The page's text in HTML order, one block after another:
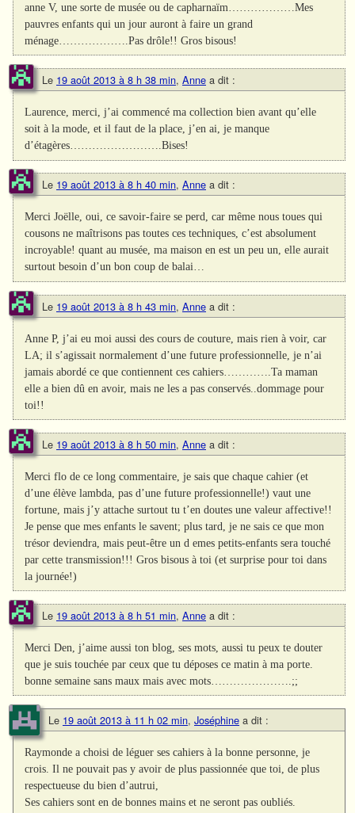
anne V, une sorte de musée ou de capharnaïm………………Mes
pauvres enfants qui un jour auront à faire un grand
ménage……………….Pas drôle!! Gros bisous!
Le 19 août 2013 à 8 h 38 min, Anne a dit :
Laurence, merci, j’ai commencé ma collection bien avant qu’elle
soit à la mode, et il faut de la place, j’en ai, je manque
d’étagères…………………….Bises!
Le 19 août 2013 à 8 h 40 min, Anne a dit :
Merci Joëlle, oui, ce savoir-faire se perd, car même nous toues qui
cousons ne maîtrisons pas toutes ces techniques, c’est absolument
incroyable! quant au musée, ma maison en est un peu un, elle aurait
surtout besoin d’un bon coup de balai…
Le 19 août 2013 à 8 h 43 min, Anne a dit :
Anne P, j’ai eu moi aussi des cours de couture, mais rien à voir, car
LA; il s’agissait normalement d’une future professionnelle, je n’ai
jamais abordé ce que contiennent ces cahiers………….Ta maman
elle a bien dû en avoir, mais ne les a pas conservés..dommage pour
toi!!
Le 19 août 2013 à 8 h 50 min, Anne a dit :
Merci flo de ce long commentaire, je sais que chaque cahier (et
d’une élève lambda, pas d’une future professionnelle!) vaut une
fortune, mais j’y attache surtout tu t’en doutes une valeur affective!!
Je pense que mes enfants le savent; plus tard, je ne sais ce que mon
trésor deviendra, mais peut-être un d emes petits-enfants sera touché
par cette transmission!!! Gros bisous à toi (et surprise pour toi dans
la journée!)
Le 19 août 2013 à 8 h 51 min, Anne a dit :
Merci Den, j’aime aussi ton blog, ses mots, aussi tu peux te douter
que je suis touchée par ceux que tu déposes ce matin à ma porte.
bonne semaine sans maux mais avec mots………………….;;
Le 19 août 2013 à 11 h 02 min, Joséphine a dit :
Raymonde a choisi de léguer ses cahiers à la bonne personne, je
crois. Il ne pouvait pas y avoir de plus passionnée que toi, de plus
respectueuse du bien d’autrui,
Ses cahiers sont en de bonnes mains et ne seront pas oubliés.